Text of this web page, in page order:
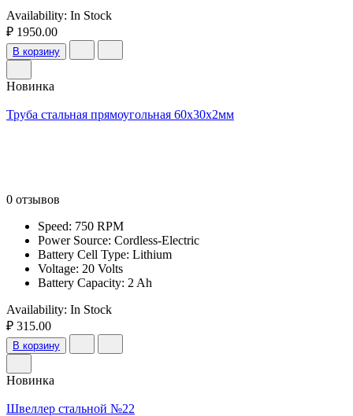
Availability: In Stock
₽ 1950.00
В корзину
Новинка
Труба стальная прямоугольная 60х30х2мм
0 отзывов
Speed: 750 RPM
Power Source: Cordless-Electric
Battery Cell Type: Lithium
Voltage: 20 Volts
Battery Capacity: 2 Ah
Availability: In Stock
₽ 315.00
В корзину
Новинка
Швеллер стальной №22